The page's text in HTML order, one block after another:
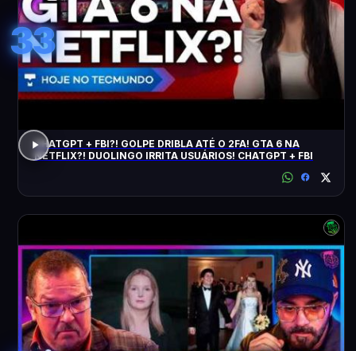
33
CHATGPT + FBI?! GOLPE DRIBLA ATÉ O 2FA! GTA 6 NA
NETFLIX?! DUOLINGO IRRITA USUÁRIOS! CHATGPT + FBI